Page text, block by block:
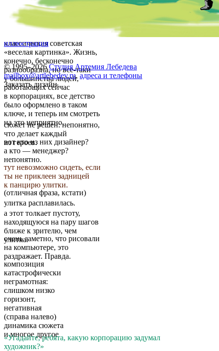
классическая советская
«веселая картинка». Жизнь,
конечно, бесконечно
разнообразна, но все-таки
у большинства людей,
работающих сейчас
в корпорациях, все детство
было оформлено в таком
ключе, и теперь им смотреть
на это неприятно.
сюжет не решен: непонятно,
что делает каждый
из героев.
вот кто из них дизайнер?
а кто — менеджер?
непонятно.
тут невозможно сидеть, если
ты не приклеен задницей
к панцирю улитки.
(отличная фраза, кстати)
улитка расплавилась.
а этот толкает пустоту,
находящуюся на пару шагов
ближе к зрителю, чем
улитка.
очень заметно, что рисовали
на компьютере, это
раздражает. Правда.
композиция
катастрофически
неграмотная:
слишком низко
горизонт,
негативная
(справа налево)
динамика сюжета
и многое другое
«Угадайте, ребята, какую корпорацию задумал
художник?»
иллюстрация
© 1995–2026 Студия Артемия Лебедева
mailbox@artlebedev.ru, адреса и телефоны
Заказать дизайн...